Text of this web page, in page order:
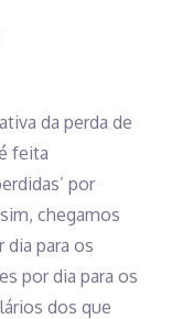
da perda de
feita
por
chegamos
para os
por dia para os
dos que